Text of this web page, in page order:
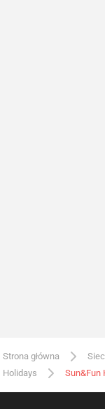
Strona główna
Holidays
Sun&Fun